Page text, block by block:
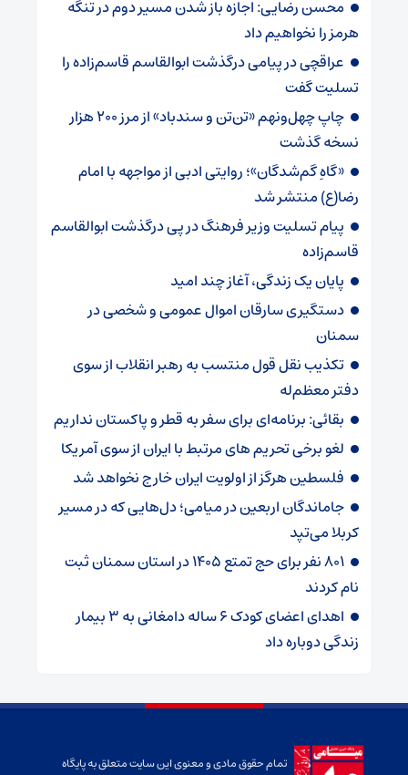
محسن رضایی: اجازه باز شدن مسیر دوم در تنگه
هرمز را نخواهیم داد
عراقچی در پیامی درگذشت ابوالقاسم قاسم‌زاده را
تسلیت گفت
چاپ چهل‌ونهم «تن‌تن و سندباد» از مرز ۲۰۰ هزار
نسخه گذشت
«گاهِ گم‌شدگان»؛ روایتی ادبی از مواجهه با امام
رضا(ع) منتشر شد
پیام تسلیت وزیر فرهنگ در پی درگذشت ابوالقاسم
قاسم‌زاده
پایان یک زندگی، آغاز چند امید
دستگیری سارقان اموال عمومی و شخصی در
سمنان
تکذیب نقل قول منتسب به رهبر انقلاب از سوی
دفتر معظم‌له
بقائی: برنامه‌ای برای سفر به قطر و پاکستان نداریم
لغو برخی تحریم های مرتبط با ایران از سوی آمریکا
فلسطین هرگز از اولویت ایران خارج نخواهد شد
جاماندگان اربعین در میامی؛ دل‌هایی که در مسیر
کربلا می‌تپد
۸۰۱ نفر برای حج تمتع ۱۴۰۵ در استان سمنان ثبت
نام کردند
اهدای اعضای کودک ۶ ساله دامغانی به ۳ بیمار
زندگی دوباره داد
تمام حقوق مادی و معنوی این سایت متعلق به پایگاه